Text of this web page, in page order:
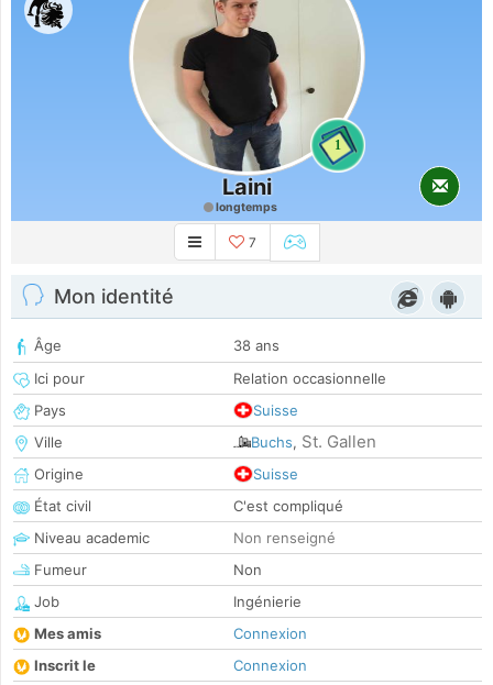
1
Laini
longtemps
7
Mon identité
Âge
38 ans
Ici pour
Relation occasionnelle
Pays
Suisse
Ville
Buchs, St. Gallen
Origine
Suisse
État civil
C'est compliqué
Niveau academic
Non renseigné
Fumeur
Non
Job
Ingénierie
Mes amis
Connexion
Inscrit le
Connexion